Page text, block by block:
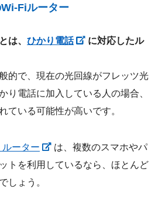
Fiルーター
は、 ひかり電話
に対応したル
的で、現在の光回線がフレッツ光
り電話に加入している人の場合、
ている可能性が高いです。
ーター
は、複数のスマホやパ
トを利用しているなら、ほとんど
しょう。